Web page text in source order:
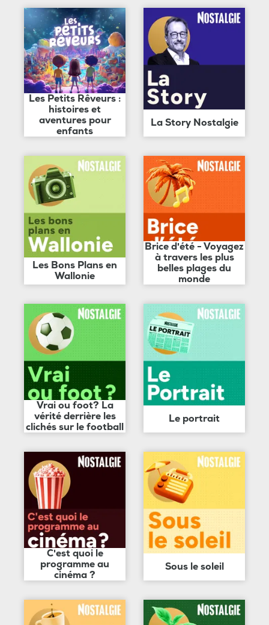
Les Petits Rêveurs :
histoires et
aventures pour
enfants
La Story Nostalgie
Les Bons Plans en
Wallonie
Brice d'été - Voyagez
à travers les plus
belles plages du
monde
Vrai ou foot? La
vérité derrière les
clichés sur le football
Le portrait
C'est quoi le
programme au
cinéma ?
Sous le soleil